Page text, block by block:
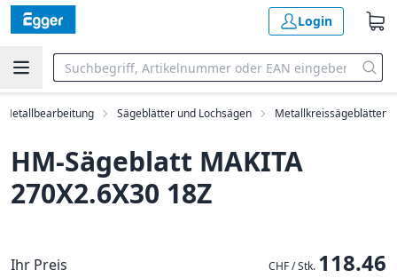
Login
Metallbearbeitung Sägeblätter und Lochsägen Metallkreissägeblätter
HM-Sägeblatt MAKITA
270X2.6X30 18Z
Ihr Preis CHF / Stk. 118.46